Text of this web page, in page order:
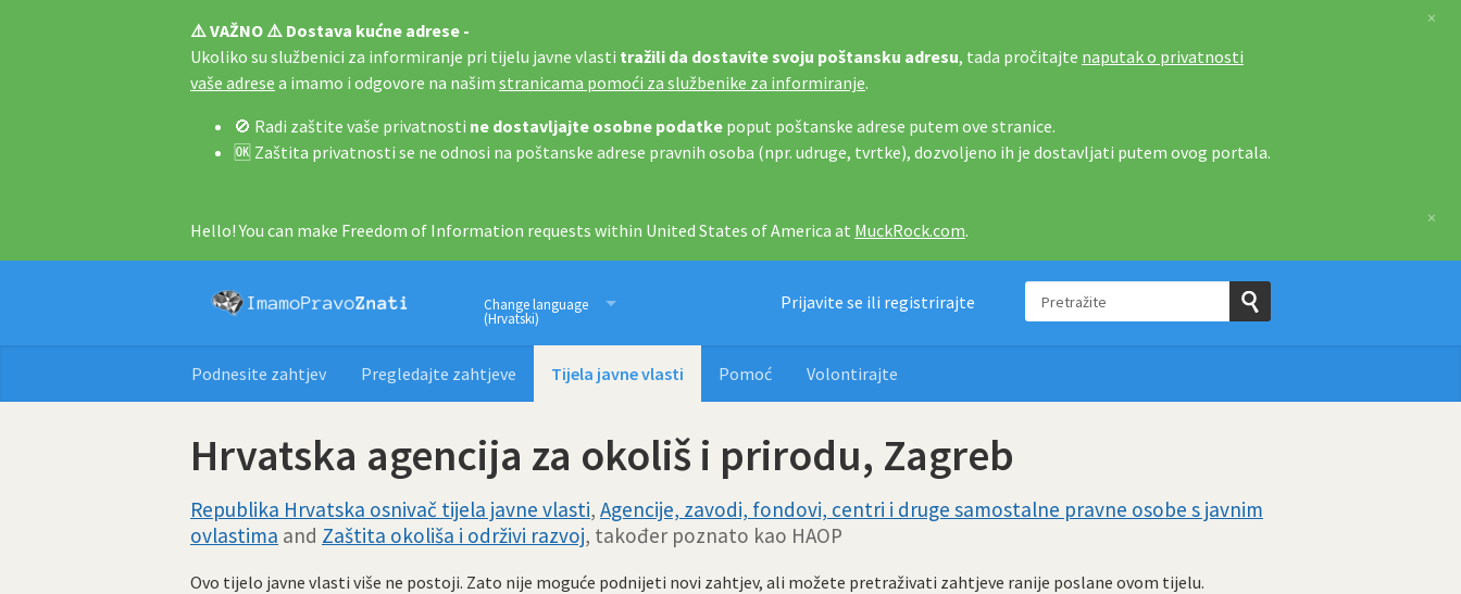
⚠️ VAŽNO ⚠️ Dostava kućne adrese -
Ukoliko su službenici za informiranje pri tijelu javne vlasti tražili da dostavite svoju poštansku adresu, tada pročitajte naputak o privatnosti
vaše adrese a imamo i odgovore na našim stranicama pomoći za službenike za informiranje.
🚫 Radi zaštite vaše privatnosti ne dostavljajte osobne podatke poput poštanske adrese putem ove stranice.
🆗 Zaštita privatnosti se ne odnosi na poštanske adrese pravnih osoba (npr. udruge, tvrtke), dozvoljeno ih je dostavljati putem ovog portala.
×
Hello! You can make Freedom of Information requests within United States of America at MuckRock.com.
×
Imamo pravo znati
Change language
(Hrvatski)
Prijavite se ili registrirajte Pretražite
Pošaljite
Podnesite zahtjev Pregledajte zahtjeve Tijela javne vlasti Pomoć Volontirajte
Hrvatska agencija za okoliš i prirodu, Zagreb
Republika Hrvatska osnivač tijela javne vlasti, Agencije, zavodi, fondovi, centri i druge samostalne pravne osobe s javnim
ovlastima and Zaštita okoliša i održivi razvoj, također poznato kao HAOP
Ovo tijelo javne vlasti više ne postoji. Zato nije moguće podnijeti novi zahtjev, ali možete pretraživati zahtjeve ranije poslane ovom tijelu.